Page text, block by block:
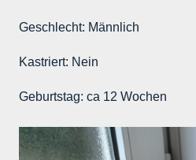
Geschlecht: Männlich
Kastriert: Nein
Geburtstag: ca 12 Wochen